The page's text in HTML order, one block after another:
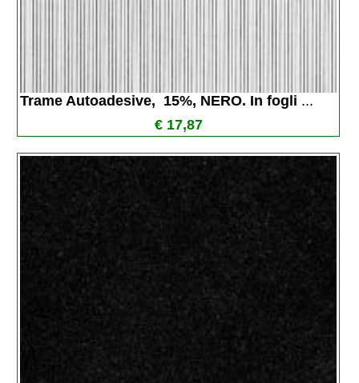
Trame Autoadesive,  15%, NERO. In fogli ...
€ 17,87